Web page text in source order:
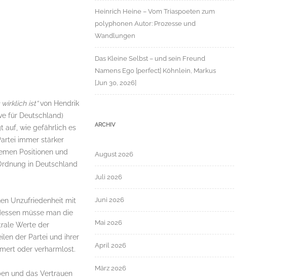
ist“von Hendrik
für Deutschland)
auf, wie gefährlich es
immer stärker
Positionen und
in Deutschland
Unzufriedenheit mit
müsse man die
Werte der
der Partei und ihrer
oder verharmlost.
und das Vertrauen
Heinrich Heine – Vom Triaspoeten zum
polyphonen Autor: Prozesse und
Wandlungen
Das Kleine Selbst – und sein Freund
Namens Ego [perfect] Köhnlein, Markus
[Jun 30, 2026]
ARCHIV
August 2026
Juli 2026
Juni 2026
Mai 2026
April 2026
März 2026